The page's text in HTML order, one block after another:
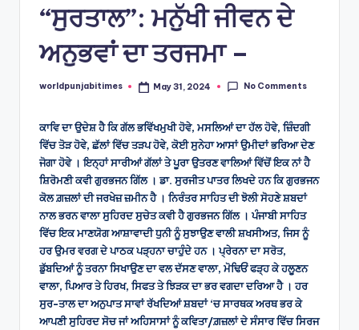
“ਸੁਰਤਾਲ”: ਮਨੁੱਖੀ ਜੀਵਨ ਦੇ
ਅਨੁਭਵਾਂ ਦਾ ਤਰਜਮਾ –
Posted
worldpunjabitimes May 31, 2024 No Comments
ਕਾਵਿ ਦਾ ਉਦੇਸ਼ ਹੈ ਕਿ ਗੱਲ ਭਵਿੱਖਮੁਖੀ ਹੋਵੇ, ਮਸਲਿਆਂ ਦਾ ਹੱਲ ਹੋਵੇ, ਜ਼ਿੰਦਗੀ
ਵਿੱਚ ਤੋੜ ਹੋਵੇ, ਛੱਲਾਂ ਵਿੱਚ ਤੜਪ ਹੋਵੇ, ਕੋਈ ਸੁਨੇਹਾ ਆਸਾਂ ਉਮੀਦਾਂ ਭਰਿਆ ਦੇਣ
ਜੋਗਾ ਹੋਵੇ । ਇਨ੍ਹਾਂ ਸਾਰੀਆਂ ਗੱਲਾਂ ਤੇ ਪੂਰਾ ਉਤਰਣ ਵਾਲਿਆਂ ਵਿੱਚੋਂ ਇਕ ਨਾਂ ਹੈ
ਸ਼ਿਰੋਮਣੀ ਕਵੀ ਗੁਰਭਜਨ ਗਿੱਲ । ਡਾ. ਸੁਰਜੀਤ ਪਾਤਰ ਲਿਖਦੇ ਹਨ ਕਿ ਗੁਰਭਜਨ
ਕੋਲ ਗ਼ਜ਼ਲਾਂ ਦੀ ਜਰਖੇਜ਼ ਜ਼ਮੀਨ ਹੈ । ਨਿਰੰਤਰ ਸਾਹਿਤ ਦੀ ਝੋਲੀ ਸੋਹਣੇ ਸ਼ਬਦਾਂ
ਨਾਲ ਭਰਨ ਵਾਲਾ ਸੁਹਿਰਦ ਸੁਚੇਤ ਕਵੀ ਹੈ ਗੁਰਭਜਨ ਗਿੱਲ । ਪੰਜਾਬੀ ਸਾਹਿਤ
ਵਿੱਚ ਇਕ ਮਾਣਯੋਗ ਆਸ਼ਾਵਾਦੀ ਧੁਨੀ ਨੂੰ ਸੁਝਾਉਣ ਵਾਲੀ ਸ਼ਖਸੀਅਤ, ਜਿਸ ਨੂੰ
ਹਰ ਉਮਰ ਵਰਗ ਦੇ ਪਾਠਕ ਪੜ੍ਹਨਾ ਚਾਹੁੰਦੇ ਹਨ । ਪ੍ਰੇਰਨਾ ਦਾ ਸਰੋਤ,
ਡੁੱਬਦਿਆਂ ਨੂੰ ਤਰਨਾ ਸਿਖਾਉਣ ਦਾ ਵਲ ਦੱਸਣ ਵਾਲਾ, ਮੋਢਿਓਂ ਫੜ੍ਹ ਕੇ ਹਲੂਣਨ
ਵਾਲਾ, ਪਿਆਰ ਤੇ ਹਿਰਖ, ਸਿਫਤ ਤੇ ਝਿੜਕ ਦਾ ਭਰ ਵਗਦਾ ਦਰਿਆ ਹੈ । ਹਰ
ਸੁਰ-ਤਾਲ ਦਾ ਅਨੁਪਾਤ ਸਾਵਾਂ ਰੱਖਦਿਆਂ ਸ਼ਬਦਾਂ ‘ਚ ਸਾਰਥਕ ਅਰਥ ਭਰ ਕੇ
ਆਪਣੀ ਸੁਹਿਰਦ ਸੋਚ ਜਾਂ ਅਹਿਸਾਸਾਂ ਨੂੰ ਕਵਿਤਾ/ਗ਼ਜ਼ਲਾਂ ਦੇ ਸੰਸਾਰ ਵਿੱਚ ਸਿਰਜ